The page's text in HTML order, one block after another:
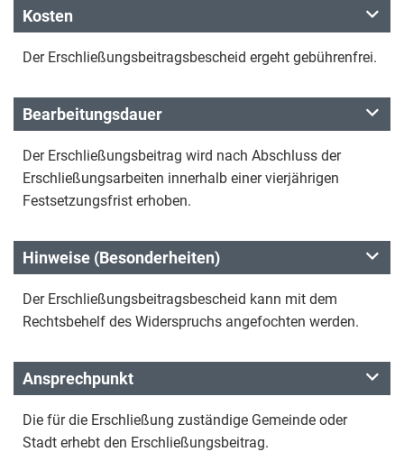
Kosten
Der Erschließungsbeitragsbescheid ergeht gebührenfrei.
Bearbeitungsdauer
Der Erschließungsbeitrag wird nach Abschluss der
Erschließungsarbeiten innerhalb einer vierjährigen
Festsetzungsfrist erhoben.
Hinweise (Besonderheiten)
Der Erschließungsbeitragsbescheid kann mit dem
Rechtsbehelf des Widerspruchs angefochten werden.
Ansprechpunkt
Die für die Erschließung zuständige Gemeinde oder
Stadt erhebt den Erschließungsbeitrag.